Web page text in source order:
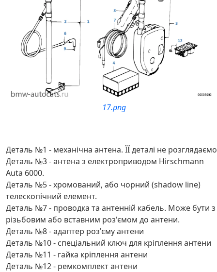
17.png
Деталь №1 - механічна антена. ЇЇ деталі не
Деталь №3 - антена з електроприводом Hirschmann
Auta 6000.
Деталь №5 - хромований, або чорний (shadow line)
телескопічний елемент.
Деталь №7 - проводка та антенній кабель. Може бути з
різьбовим або вставним роз'ємом до антени.
Деталь №8 - адаптер роз'єму антени
Деталь №10 - спеціальний ключ для кріплення антени
Деталь №11 - гайка кріплення антени
Деталь №12 - ремкомплект антени